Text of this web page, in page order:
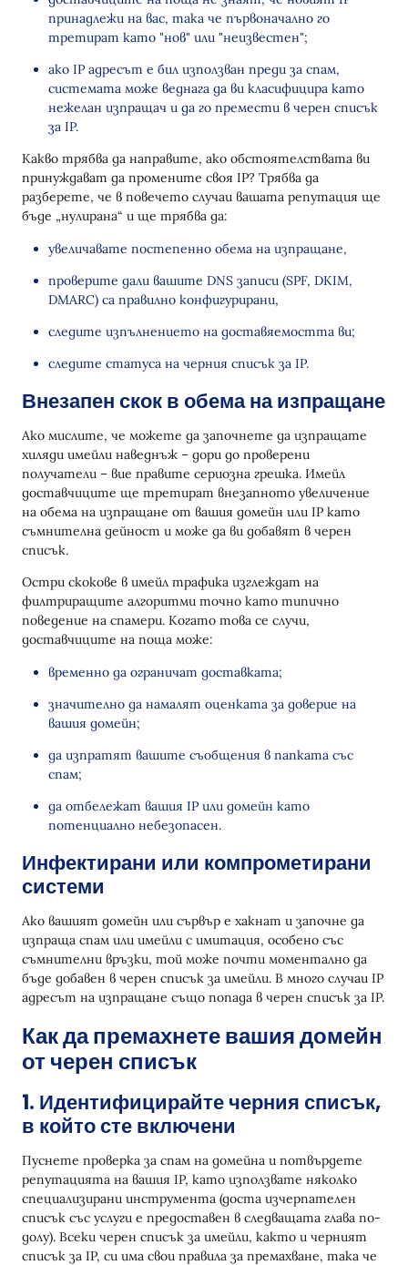
принадлежи на вас, така че първоначално го
третират като "нов" или "неизвестен";
ако IP адресът е бил използван преди за спам,
системата може веднага да ви класифицира като
нежелан изпращач и да го премести в черен списък
за IP.
Какво трябва да направите, ако обстоятелствата ви
принуждават да промените своя IP? Трябва да
разберете, че в повечето случаи вашата репутация ще
бъде „нулирана“ и ще трябва да:
увеличавате постепенно обема на изпращане,
проверите дали вашите DNS записи (SPF, DKIM,
DMARC) са правилно конфигурирани,
следите изпълнението на доставяемостта ви;
следите статуса на черния списък за IP.
Внезапен скок в обема на изпращане
Ако мислите, че можете да започнете да изпращате
хиляди имейли наведнъж – дори до проверени
получатели – вие правите сериозна грешка. Имейл
доставчиците ще третират внезапното увеличение
на обема на изпращане от вашия домейн или IP като
съмнителна дейност и може да ви добавят в черен
списък.
Остри скокове в имейл трафика изглеждат на
филтриращите алгоритми точно като типично
поведение на спамери. Когато това се случи,
доставчиците на поща може:
временно да ограничат доставката;
значително да намалят оценката за доверие на
вашия домейн;
да изпратят вашите съобщения в папката със
спам;
да отбележат вашия IP или домейн като
потенциално небезопасен.
Инфектирани или компрометирани
системи
Ако вашият домейн или сървър е хакнат и започне да
изпраща спам или имейли с имитация, особено със
съмнителни връзки, той може почти моментално да
бъде добавен в черен списък за имейли. В много случаи IP
адресът на изпращане също попада в черен списък за IP.
Как да премахнете вашия домейн
от черен списък
1. Идентифицирайте черния списък,
в който сте включени
Пуснете проверка за спам на домейна и потвърдете
репутацията на вашия IP, като използвате няколко
специализирани инструмента (доста изчерпателен
списък със услуги е предоставен в следващата глава по-
долу). Всеки черен списък за имейли, както и черният
списък за IP, си има свои правила за премахване, така че